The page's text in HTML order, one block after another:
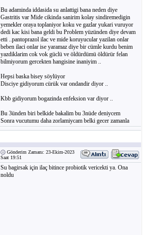
Bu adaminda iddasida su anlattigi bana neden diye
Gastritis var Mide cikinda sanirim kolay sindiremedigin
yemekler oraya toplaniyor koku ve gazlar yukari vuruyor
dedi kac kisi bana geldi bu Problem yüzünden diye devam
etti ..pantoprazol ilac ve mide koruyucular yazilan onlar
beben ilaci onlar ise yaramaz diye bir cümle kurdu benim
yazdiklarim cok vok güclü ve öldürdümü öldürür felan
bilmiyorum gercekten hangisine inaniyim ..
Hepsi baska bisey söylüyor
Disciye gidiyorum cürük var ondandir diyor ..
Kbb gidiyorum bogazinda enfeksion var diyor ..
Bu 3ünden biri belkide bakalim bu 3nüde deniycem
Sonra vucutumu daha zorlamiycam belki gecer zamanla
Gönderim Zamanı: 23-Ekim-2023
Saat 19:51
Su bagirsak için ilaç bitince probiotik vericekti ya. Ona
noldu